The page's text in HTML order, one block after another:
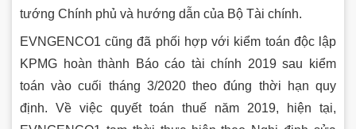
tướng Chính phủ và hướng dẫn của Bộ Tài chính.
EVNGENCO1 cũng đã phối hợp với kiểm toán độc lập
KPMG hoàn thành Báo cáo tài chính 2019 sau kiểm
toán vào cuối tháng 3/2020 theo đúng thời hạn quy
định. Về việc quyết toán thuế năm 2019, hiện tại,